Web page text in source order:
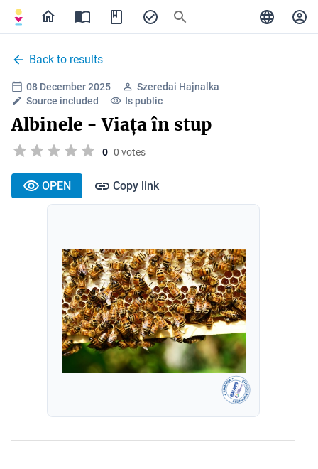
Back to results
08 December 2025
Szeredai Hajnalka
Source included
Is public
Albinele - Viața în stup
0 0 votes
OPEN Copy link